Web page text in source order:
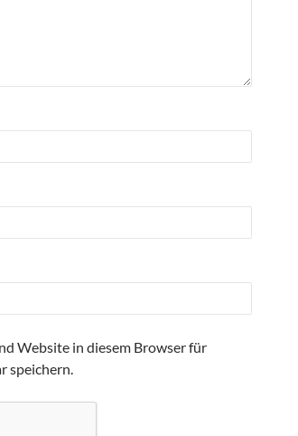
Website in diesem Browser für
speichern.